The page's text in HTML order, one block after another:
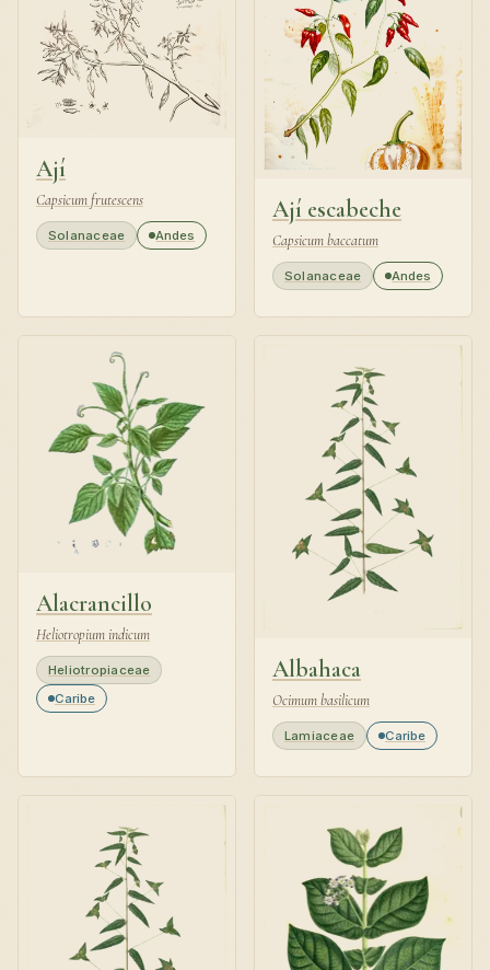
Ají
Capsicum frutescens
Solanaceae Andes
Ají escabeche
Capsicum baccatum
Solanaceae Andes
Alacrancillo
Heliotropium indicum
Heliotropiaceae
Caribe
Albahaca
Ocimum basilicum
Lamiaceae Caribe